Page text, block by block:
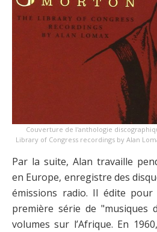
Couverture de l'anthologie
Library of Congress recordings by Alan
Par la suite, Alan travaille
en Europe, enregistre des
émissions radio. Il édite pour
première série de "musiques
volumes sur l’Afrique. En